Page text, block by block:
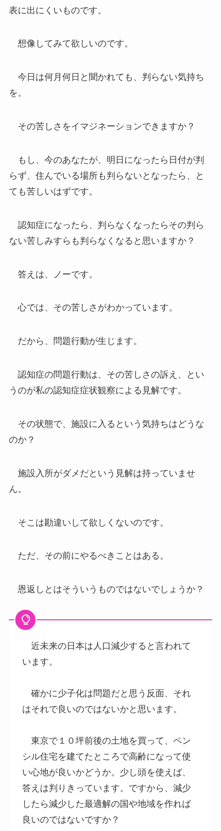
表に出にくいものです。
想像してみて欲しいのです。
今日は何月何日と聞かれても、判らない気持ち
を。
その苦しさをイマジネーションできますか？
もし、今のあなたが、明日になったら日付が判
らず、住んでいる場所も判らないとなったら、と
ても苦しいはずです。
認知症になったら、判らなくなったらその判ら
ない苦しみすらも判らなくなると思いますか？
答えは、ノーです。
心では、その苦しさがわかっています。
だから、問題行動が生じます。
認知症の問題行動は、その苦しさの訴え、とい
うのが私の認知症症状観察による見解です。
その状態で、施設に入るという気持ちはどうな
のか？
施設入所がダメだという見解は持っていませ
ん。
そこは勘違いして欲しくないのです。
ただ、その前にやるべきことはある。
恩返しとはそういうものではないでしょうか？
近未来の日本は人口減少すると言われて
います。
確かに少子化は問題だと思う反面、それ
はそれで良いのではないかと思います。
東京で１０坪前後の土地を買って、ペン
シル住宅を建てたところで高齢になって使
い心地が良いかどうか。少し頭を使えば、
答えは判りきっています。ですから、減少
したら減少した最適解の国や地域を作れば
良いのではないですか？